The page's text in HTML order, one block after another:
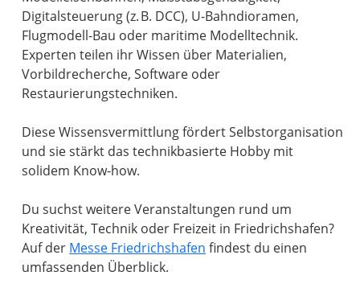
Digitalsteuerung (z. B. DCC), U-Bahndioramen,
Flugmodell-Bau oder maritime Modelltechnik.
Experten teilen ihr Wissen über Materialien,
Vorbildrecherche, Software oder
Restaurierungstechniken.
Diese Wissensvermittlung fördert Selbstorganisation
und sie stärkt das technikbasierte Hobby mit
solidem Know-how.
Du suchst weitere Veranstaltungen rund um
Kreativität, Technik oder Freizeit in Friedrichshafen?
Auf der Messe Friedrichshafen findest du einen
umfassenden Überblick.